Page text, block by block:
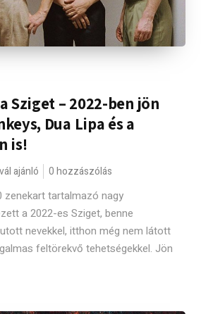
Sziget – 2022-ben jön
Dua Lipa és a
is!
ajánló 0 hozzászólás
zenekart tartalmazó nagy
a 2022-es Sziget, benne
nevekkel, itthon még nem látott
feltörekvő tehetségekkel. Jön